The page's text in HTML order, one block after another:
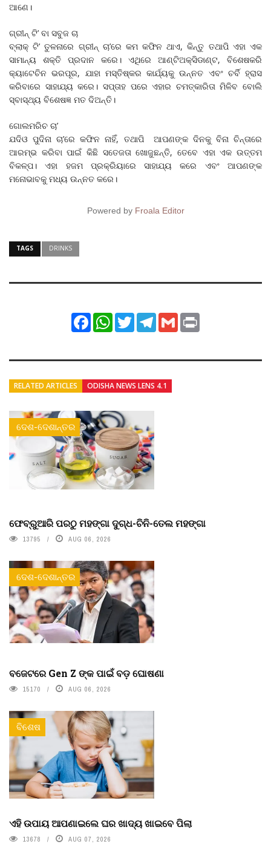
ଆଣେ।
ଗ୍ରୀନ୍‌ ଟି’ ବା ସବୁଜ ଚା
ବ୍ଲାକ୍‌ ଟି’ ତୁଳନାରେ ଗ୍ରୀନ୍‌ ଚା’ରେ କମ କଫିନ ଥାଏ, କିନ୍ତୁ ତଥାପି ଏହା ଏକ
ସାମାନ୍ୟ ଶକ୍ତି ପ୍ରଦାନ କରେ। ଏଥିରେ ଆଣ୍ଟିଅକ୍ସିଡାଣ୍ଟ, ବିଶେଷକରି
କ୍ୟାଟେଚିନ ଭରପୂର, ଯାହା ମସ୍ତିଷ୍କର କାର୍ଯ୍ୟକୁ ଉନ୍ନତ ଏବଂ ଚର୍ବି ହ୍ରାସ
କରିବାରେ ସାହାଯ୍ୟ କରେ। ସପ୍ତାହ ପରେ ଏହାର ଚମତ୍କାରିତା ମିଳିବ ବୋଲି
ସ୍ବାସ୍ଥ୍ୟ ବିଶେଷଜ୍ଞ ମତ ଦିଅନ୍ତି।
ଗୋଲମରିଚ ଚା’
ଯଦିଓ ପୁଦିନା ଚା’ରେ କଫିନ ନାହିଁ, ତଥାପି ଆପଣଙ୍କ ଦିନକୁ ବିନା ଚିନ୍ତାରେ
ଆରମ୍ଭ କରିବା ପାଇଁ କିଛି ସତେଜତା ଖୋଜୁଛନ୍ତି, ତେବେ ଏହା ଏକ ଉତ୍ତମ
ବିକଳ୍ପ। ଏହା ହଜମ ପ୍ରକ୍ରିୟାରେ ସାହାଯ୍ୟ କରେ ଏବଂ ଆପଣଙ୍କ
ମନୋଭାବକୁ ମଧ୍ୟ ଉନ୍ନତ କରେ।
Powered by Froala Editor
TAGS DRINKS
FacebookWhatsApp
TwitterTelegram
Gmail
RELATED ARTICLES ODISHA NEWS LENS 4.1
ଦେଶ-ଦେଶାନ୍ତର
ଫେବ୍ରୁଆରି ପରଠୁ ମହଙ୍ଗା ଦୁଗ୍ଧ-ଚିନି-ତେଲ ମହଙ୍ଗା
13795 AUG 06, 2026
ଦେଶ-ଦେଶାନ୍ତର
ବଜେଟରେ Gen Z ଙ୍କ ପାଇଁ ବଡ଼ ଘୋଷଣା
15170 AUG 06, 2026
ବିଶେଷ
ଏହି ଉପାୟ ଆପଣାଇଲେ ଘର ଖାଦ୍ୟ ଖାଇବେ ପିଲା
13678 AUG 07, 2026